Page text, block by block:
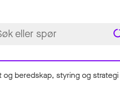
beredskap, styring og strategi